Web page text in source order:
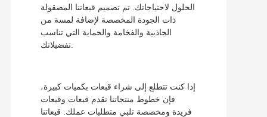
الحلول لاحتياجاتك. تم تصميم قبعاتنا المصقولة
ذات الجودة المخصصة لإضافة لمسة من
الجاذبية والفخامة والحماية التي تناسب
تفضيلاتك.
إذا كنت تتطلع إلى شراء قبعات بكميات كبيرة،
فإن خطوط منتجاتنا تقدم قبعات وقبعات
فريدة ومخصصة تلبي متطلبات عملك. قبعاتنا